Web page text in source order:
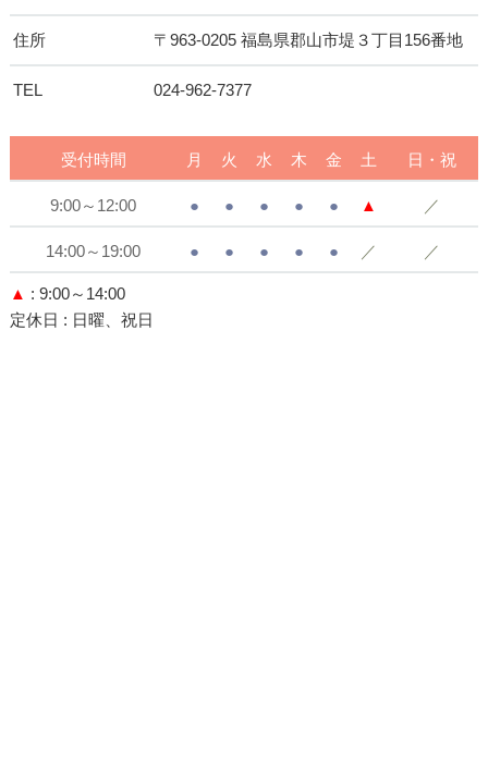
住所 〒963-0205 福島県郡山市堤３丁目156番地
TEL 024-962-7377
受付時間 月 火 水 木 金 土 日・祝
9:00～12:00 ● ● ● ● ● ▲ ／
14:00～19:00 ● ● ● ● ● ／ ／
▲ : 9:00～14:00
定休日 : 日曜、祝日